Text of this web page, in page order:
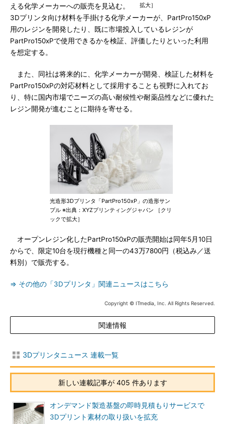
拡大］
える化学メーカーへの販売を見込む。
3Dプリンタ向け材料を手掛ける化学メーカーが、PartPro150xP
用のレジンを開発したり、既に市場投入しているレジンが
PartPro150xPで使用できるかを検証、評価したりといった利用
を想定する。
また、同社は将来的に、化学メーカーが開発、検証した材料を
PartPro150xPの対応材料として採用することも視野に入れてお
り、特に国内市場でニーズの高い耐候性や耐薬品性などに優れた
レジン開発が進むことに期待を寄せる。
光造形3Dプリンタ「PartPro150xP」の造形サン
プル ※出典：XYZプリンティングジャパン ［クリ
ックで拡大］
オープンレジン化したPartPro150xPの販売開始は同年5月10日
からで、限定10台を現行機種と同一の43万7800円（税込み／送
料別）で販売する。
⇒ その他の「3Dプリンタ」関連ニュースはこちら
Copyright © ITmedia, Inc. All Rights Reserved.
関連情報
3Dプリンタニュース 連載一覧
新しい連載記事が 405 件あります
オンデマンド製造基盤の即時見積もりサービスで
3Dプリント素材の取り扱いを拡充